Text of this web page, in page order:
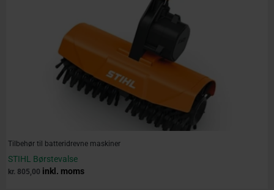
Tilbehør til batteridrevne maskiner
STIHL Børstevalse
kr. 805,00 inkl. moms